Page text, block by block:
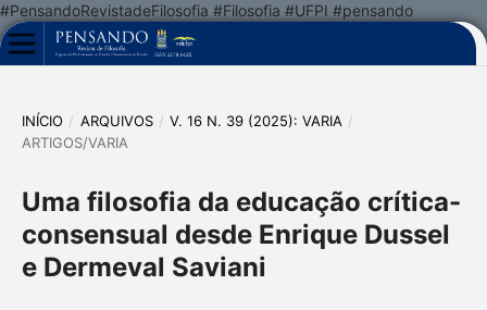
#PensandoRevistadeFilosofia #Filosofia #UFPI #pensando
INÍCIO / ARQUIVOS / V. 16 N. 39 (2025): VARIA /
ARTIGOS/VARIA
Uma filosofia da educação crítica-
consensual desde Enrique Dussel
e Dermeval Saviani